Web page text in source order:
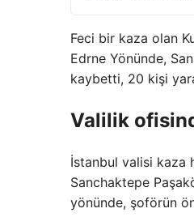
Feci bir kaza olan
Edrne Yönünde,
kaybetti, 20 kişi
Valilik
İstanbul valisi kaza
Sanchaktepe
yönünde, şoförün